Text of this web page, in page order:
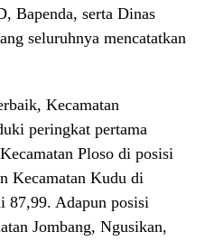
Bapenda, serta Dinas
seluruhnya mencatatkan
Kecamatan
peringkat pertama
Ploso di posisi
Kecamatan Kudu di
87,99. Adapun posisi
Jombang, Ngusikan,